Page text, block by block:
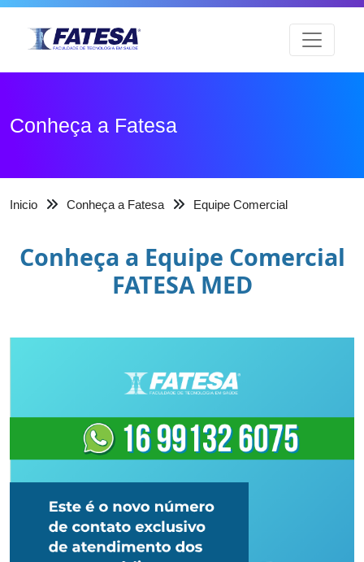
Conheça a Fatesa
Inicio Conheça a Fatesa Equipe Comercial
Conheça a Equipe Comercial
FATESA MED